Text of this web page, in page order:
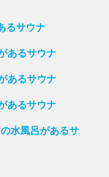
るサウナ
あるサウナ
あるサウナ
あるサウナ
水風呂があるサ